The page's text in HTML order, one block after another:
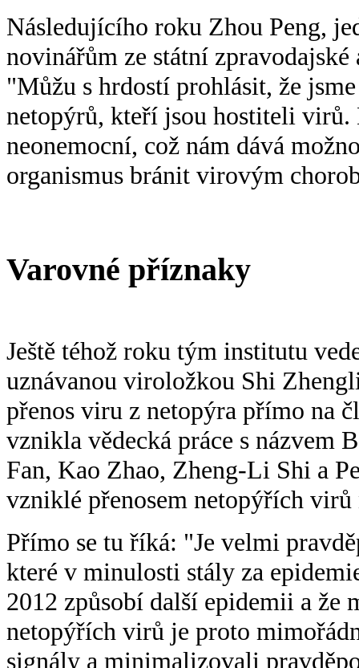
Následujícího roku Zhou Peng,
novinářům ze státní
"Můžu s hrdostí prohlásit, že
netopýrů, kteří jsou hostiteli virů.
neonemocní, což nám dává
organismus bránit virovým
Varovné příznaky
Ještě téhož roku tým institutu
uznávanou viroložkou Shi
přenos viru z netopýra přímo na
vznikla vědecká práce s názvem
Fan, Kao Zhao, Zheng-Li Shi a
vzniklé přenosem netopýřích virů
Přímo se tu říká: "Je velmi
které v minulosti stály za
2012 způsobí další epidemii a že
netopýřích virů je proto
signály a minimalizovali